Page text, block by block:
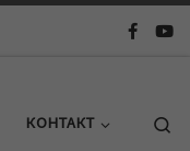
КОНТАКТ